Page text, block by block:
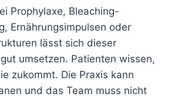
Prophylaxe, Bleaching-
Ernährungsimpulsen oder
lässt sich dieser
umsetzen. Patienten wissen,
zukommt. Die Praxis kann
und das Team muss nicht